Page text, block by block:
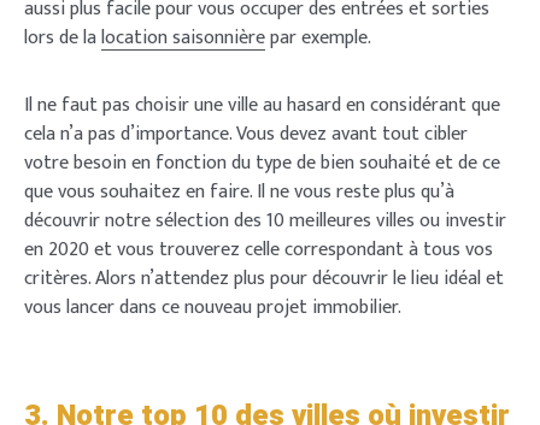
aussi plus facile pour vous occuper des entrées et sorties
lors de lalocation saisonnièrepar exemple.
Il ne faut pas choisir une ville au hasard en considérant que
cela n’a pas d’importance. Vous devez avant tout cibler
votre besoin en fonction du type de bien souhaité et de ce
que vous souhaitez en faire. Il ne vous reste plus qu’à
découvrir notre sélection des 10 meilleures villes ou investir
en 2020 et vous trouverez celle correspondant à tous vos
critères. Alors n’attendez plus pour découvrir le lieu idéal et
vous lancer dans ce nouveau projet immobilier.
3. Notre top 10 des villes où investir